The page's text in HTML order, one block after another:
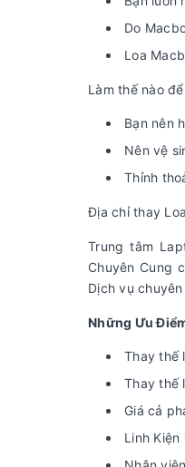
Do
Loa
Làm thế nào
Bạn nên
Nên vệ
Thỉnh
Địa chỉ thay
Trung tâm
Chuyên Cung
Dịch vụ
Những Ưu
Thay thế
Thay thế
Giá cả
Linh